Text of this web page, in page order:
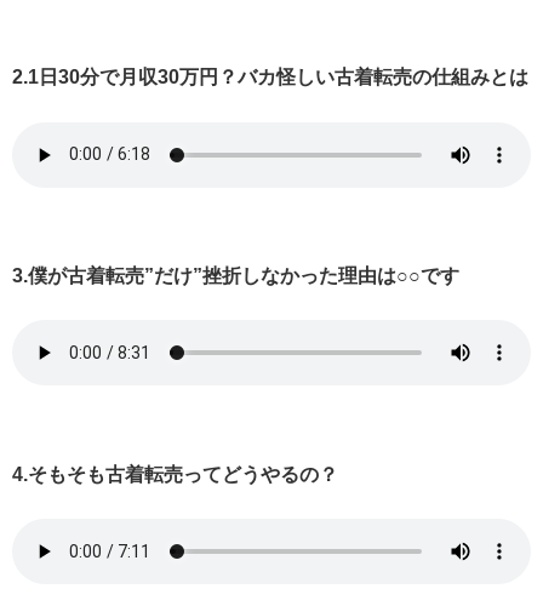
2.1日30分で月収30万円？バカ怪しい古着転売の仕組みとは
3.僕が古着転売”だけ”挫折しなかった理由は○○です
4.そもそも古着転売ってどうやるの？